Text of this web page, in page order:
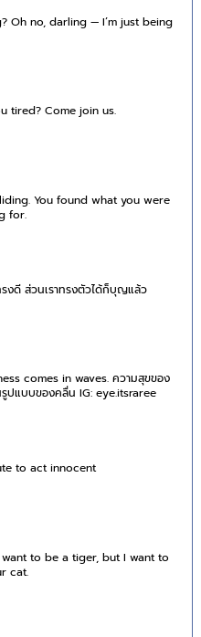
Oh no, darling — I’m just being
tired? Come join us.
You found what you were
for.
รงดี ส่วนเราทรงตัวได้ก็บุญแล้ว
comes in waves. ความสุขของ
รูปแบบของคลื่น IG: eye.itsraree
to act innocent
to be a tiger, but I want to
cat.